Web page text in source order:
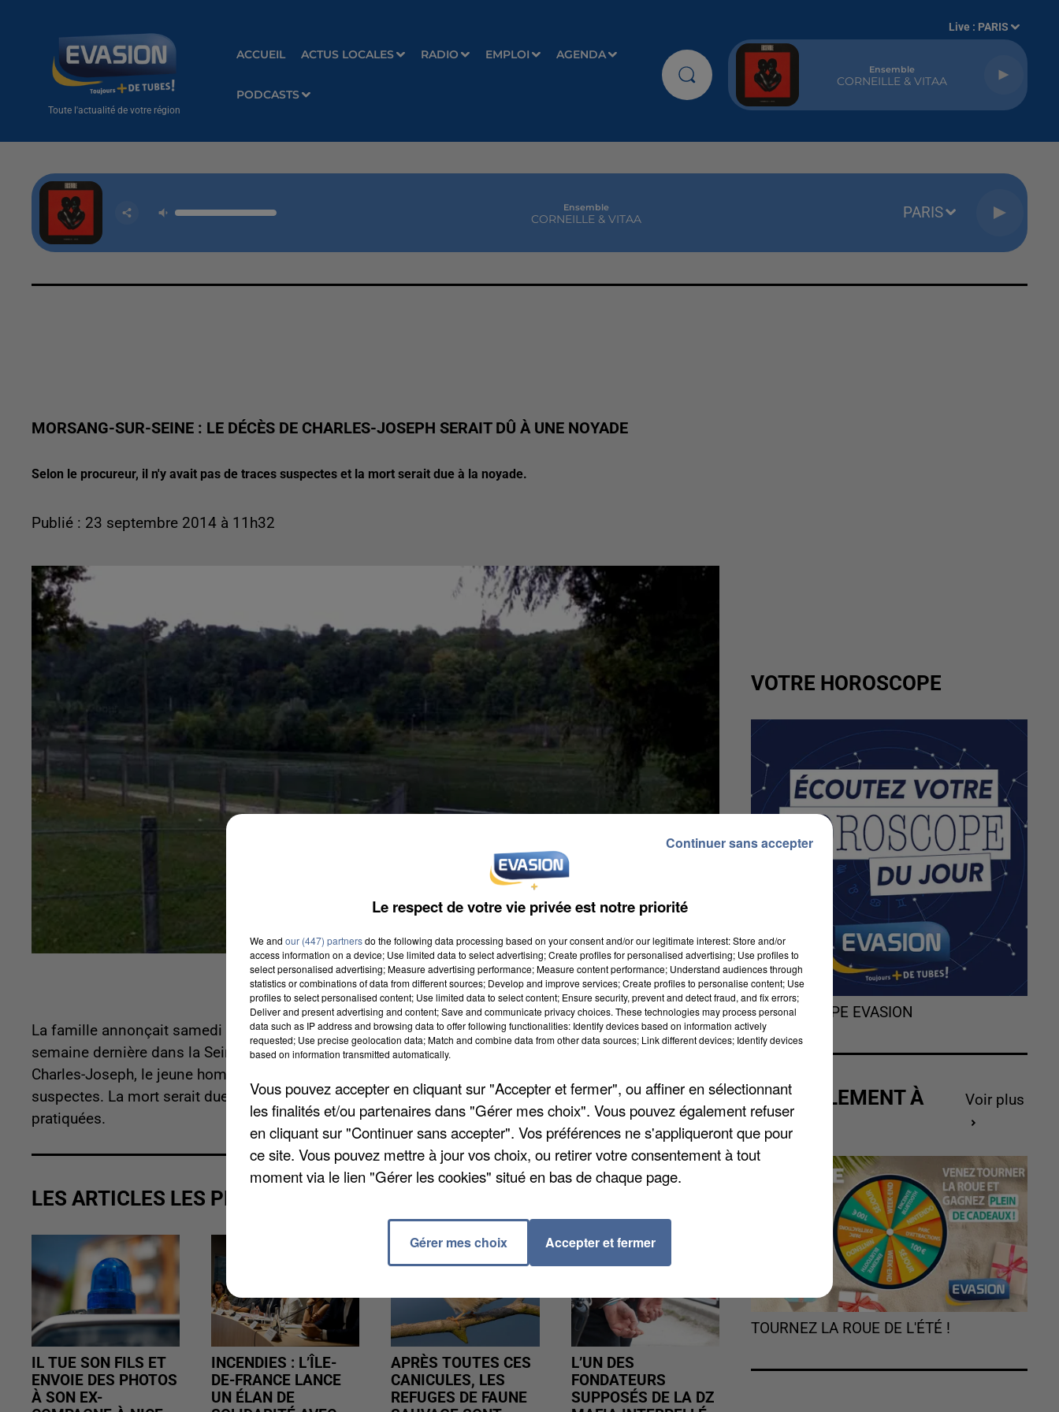
Toute l'actualité de votre région
ACCUEIL ACTUS LOCALES RADIO EMPLOI AGENDA
PODCASTS
Live : PARIS
Ensemble
CORNEILLE & VITAA
Ensemble
CORNEILLE & VITAA PARIS
MORSANG-SUR-SEINE : LE DÉCÈS DE CHARLES-JOSEPH SERAIT DÛ À UNE NOYADE
Selon le procureur, il n'y avait pas de traces suspectes et la mort serait due à la noyade.
Publié : 23 septembre 2014 à 11h32
La famille annonçait samedi son décès, le procureur l'a hier soir confirmé. Le corps repêché la
semaine dernière dans la Seine à quelques kilomètres de Saint Fargeau Ponthierry est bien celui de
Charles-Joseph, le jeune homme de 19 ans, disparu le 11 septembre. Il n'y avait pas de traces
suspectes. La mort serait due à la noyade. Des analyses toxicologiques complémentaires doivent être
pratiquées.
LES ARTICLES LES PLUS VUS
IL TUE SON FILS ET
ENVOIE DES PHOTOS
À SON EX-
INCENDIES : L’ÎLE-
DE-FRANCE LANCE
UN ÉLAN DE
APRÈS TOUTES CES
CANICULES, LES
REFUGES DE FAUNE
L’UN DES
FONDATEURS
SUPPOSÉS DE LA DZ
VOTRE HOROSCOPE
L'HOROSCOPE EVASION
ACTUELLEMENT À
GAGNER
Voir plus
TOURNEZ LA ROUE DE L'ÉTÉ !
Le respect de votre vie privée est notre priorité
We and our (447) partnersdo the following data processing based on your consent and/or our legitimate interest: Store and/or
access information on a device; Use limited data to select advertising; Create profiles for personalised advertising; Use profiles to
select personalised advertising; Measure advertising performance; Measure content performance; Understand audiences through
statistics or combinations of data from different sources; Develop and improve services; Create profiles to personalise content; Use
profiles to select personalised content; Use limited data to select content; Ensure security, prevent and detect fraud, and fix errors;
Deliver and present advertising and content; Save and communicate privacy choices. These technologies may process personal
data such as IP address and browsing data to offer following functionalities: Identify devices based on information actively
requested; Use precise geolocation data; Match and combine data from other data sources; Link different devices; Identify devices
based on information transmitted automatically.
Vous pouvez accepter en cliquant sur "Accepter et fermer", ou affiner en sélectionnant
les finalités et/ou partenaires dans "Gérer mes choix". Vous pouvez également refuser
en cliquant sur "Continuer sans accepter". Vos préférences ne s'appliqueront que pour
ce site. Vous pouvez mettre à jour vos choix, ou retirer votre consentement à tout
moment via le lien "Gérer les cookies" situé en bas de chaque page.
Gérer mes choix Accepter et fermer
Continuer sans accepter